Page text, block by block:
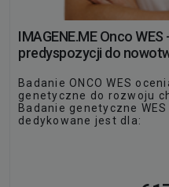
IMAGENE.ME Onco
predyspozycji do
Badanie ONCO WES
genetyczne do rozwoju
Badanie genetyczne
dedykowane jest dla: